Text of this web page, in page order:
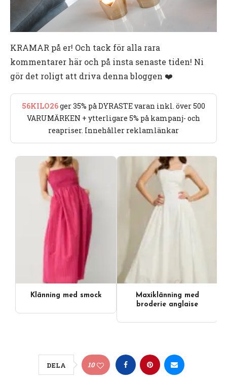
KRAMAR på er! Och tack för alla rara
kommentarer här och på insta senaste tiden! Ni
gör det roligt att driva denna bloggen ❤️
56KILO26ger 35% på DYRASTE varan inkl. över 500
VARUMÄRKEN + ytterligare 5% på kampanj- och
reapriser. Innehåller reklamlänkar
Klänning med smock
Maxiklänning med
broderie anglaise
DELA 10